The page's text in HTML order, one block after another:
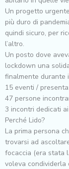
Un progetto
più duro di
quindi sicuro, per
l’altro.
Un posto dove
lockdown una
finalmente durante
15 eventi /
47 persone
3 incontri dedicati
Perché Lido?
La prima persona
trovarsi ad
focaccia (era stata
voleva condividerla